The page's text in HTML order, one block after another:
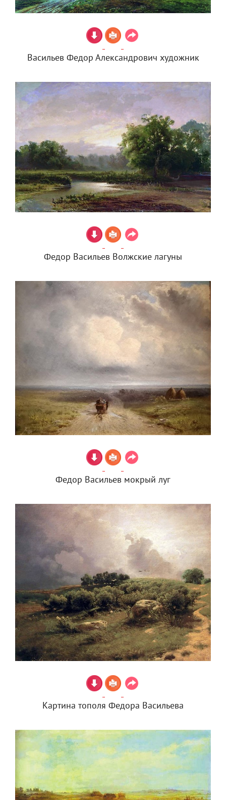
Васильев Федор Александрович художник
Федор Васильев Волжские лагуны
Федор Васильев мокрый луг
Картина тополя Федора Васильева